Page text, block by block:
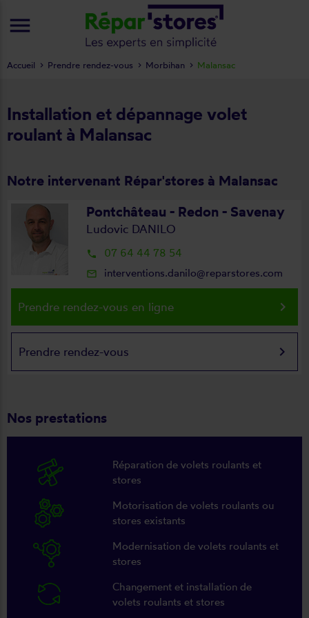
Installation et dépannage volet
roulant à Malansac
Notre intervenant Répar'stores à Malansac
Pontchâteau - Redon - Savenay
Ludovic DANILO
local_phone 07 64 44 78 54
mail_outline interventions.danilo@reparstores.com
Prendre rendez-vous en ligne keyboard_arrow_right
Prendre rendez-vous keyboard_arrow_right
Nos prestations
Réparation de volets roulants et
stores
Motorisation de volets roulants ou
stores existants
Modernisation de volets roulants et
stores
Changement et installation de
volets roulants et stores
Accueil Prendre rendez-vous Morbihan Malansac
menu